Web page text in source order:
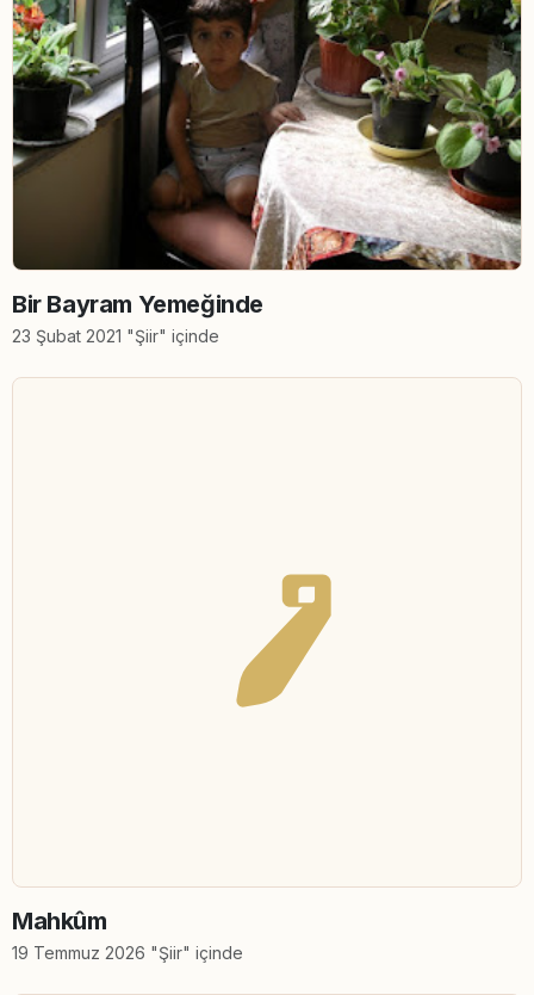
Bir Bayram Yemeğinde
23 Şubat 2021 "Şiir" içinde
Mahkûm
19 Temmuz 2026 "Şiir" içinde